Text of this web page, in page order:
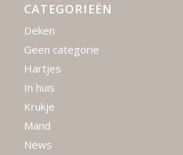
CATEGORIEËN
Deken
Geen categorie
Hartjes
In huis
Krukje
Mand
News